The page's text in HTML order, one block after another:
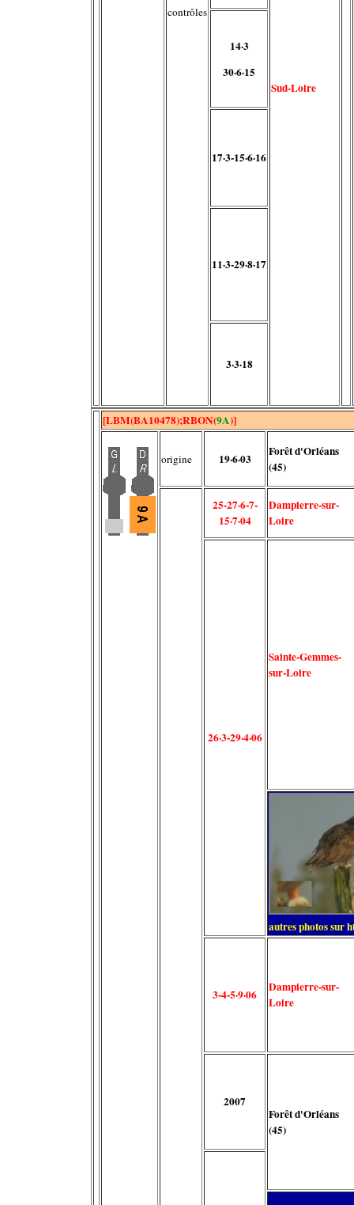
contrôles
Sud-Loire
14·3
30·6·15
17·3-15·6·16
11·3-29·8·17
3·3·18
[LBM(BA10478);RBON(9A)]
origine 19·6·03
Forêt d'Orléans
(45)
25-27·6-7-
15·7·04
Dampierre-sur-
Loire
26·3-29·4·06
Sainte-Gemmes-
sur-Loire
autres photos sur
3-4-5·9·06
Dampierre-sur-
Loire
2007
Forêt d'Orléans
(45)